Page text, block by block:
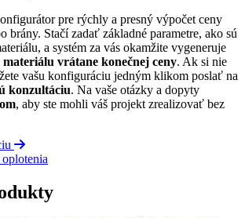
pre rýchly a presný výpočet ceny
brány. Stačí zadať základné parametre, ako sú
a systém za vás okamžite vygeneruje
vrátane konečnej ceny. Ak si nie
vašu konfiguráciu jedným klikom poslať na
konzultáciu. Na vaše otázky a dopyty
, aby ste mohli váš projekt zrealizovať bez